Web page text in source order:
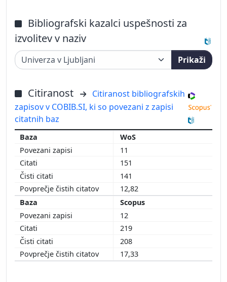
Bibliografski kazalci uspešnosti za
izvolitev v naziv
Prikaži
Citiranost
Citiranost bibliografskih
zapisov v COBIB.SI, ki so povezani z zapisi
citatnih baz
WoS
11
151
141
12,82
Scopus
12
219
208
17,33